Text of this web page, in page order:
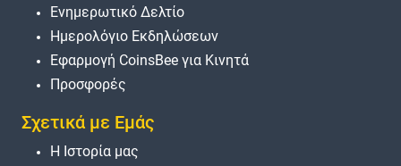
Ενημερωτικό Δελτίο
Ημερολόγιο Εκδηλώσεων
Εφαρμογή CoinsBee για Κινητά
Προσφορές
Σχετικά με Εμάς
Η Ιστορία μας